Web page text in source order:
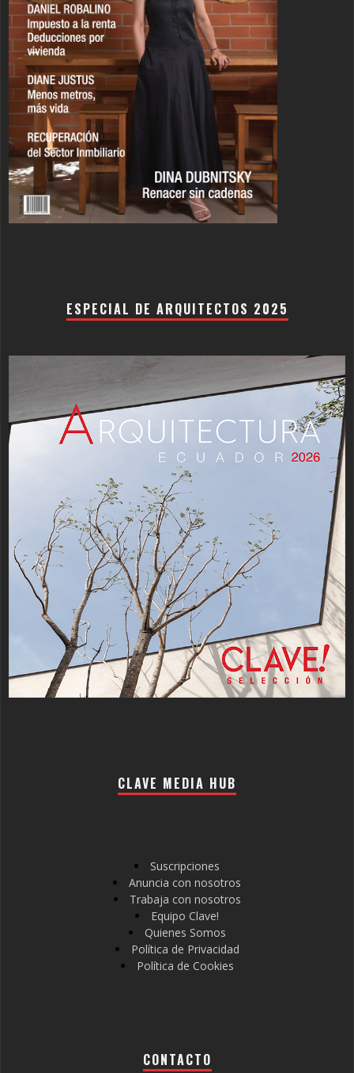
ESPECIAL DE ARQUITECTOS 2025
CLAVE MEDIA HUB
Suscripciones
Anuncia con nosotros
Trabaja con nosotros
Equipo Clave!
Quienes Somos
Política de Privacidad
Política de Cookies
CONTACTO